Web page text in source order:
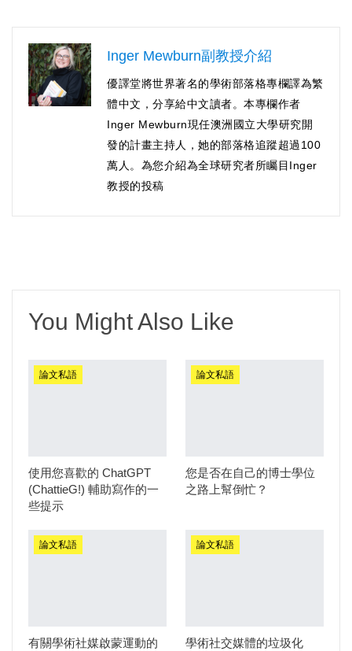
Inger Mewburn副教授介紹
優譯堂將世界著名的學術部落格專欄譯為繁
體中文，分享給中文讀者。本專欄作者
Inger Mewburn現任澳洲國立大學研究開
發的計畫主持人，她的部落格追蹤超過100
萬人。為您介紹為全球研究者所矚目Inger
教授的投稿
You Might Also Like
論文私語
使用您喜歡的 ChatGPT
(ChattieG!) 輔助寫作的一
些提示
論文私語
您是否在自己的博士學位
之路上幫倒忙？
論文私語
有關學術社媒啟蒙運動的
論文私語
學術社交媒體的垃圾化